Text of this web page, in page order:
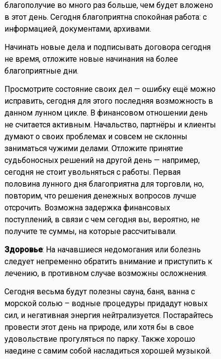
благополучие во много раз больше, чем будет вложено
в этот день. Сегодня благоприятна спокойная работа: с
информацией, документами, архивами.
Начинать новые дела и подписывать договора сегодня
не время, отложите новые начинания на более
благоприятные дни.
Просмотрите состояние своих дел — ошибку ещё можно
исправить, сегодня для этого последняя возможность в
данном лунном цикле. В финансовом отношении день
не считается активным. Начальство, партнёры и клиенты
думают о своих проблемах и совсем не склонны
заниматься чужими делами. Отложите принятие
судьбоносных решений на другой день — например,
сегодня не стоит увольняться с работы. Первая
половина лунного дня благоприятна для торговли, но,
повторим, что решения денежных вопросов лучше
отсрочить. Возможна задержка финансовых
поступлений, в связи с чем сегодня вы, вероятно, не
получите те суммы, на которые рассчитывали.
Здоровье: На начавшиеся недомогания или болезнь
следует непременно обратить внимание и приступить к
лечению, в противном случае возможны осложнения.
Сегодня весьма будут полезны сауна, баня, ванна с
морской солью – водные процедуры придадут новых
сил, и негативная энергия нейтрализуется. Постарайтесь
провести этот день на природе, или хотя бы в свое
удовольствие прогуляться по парку. Также хорошо
наедине с самим собой насладиться хорошей музыкой.